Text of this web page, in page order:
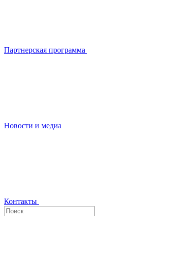
Партнерская программа
Новости и медиа
Контакты